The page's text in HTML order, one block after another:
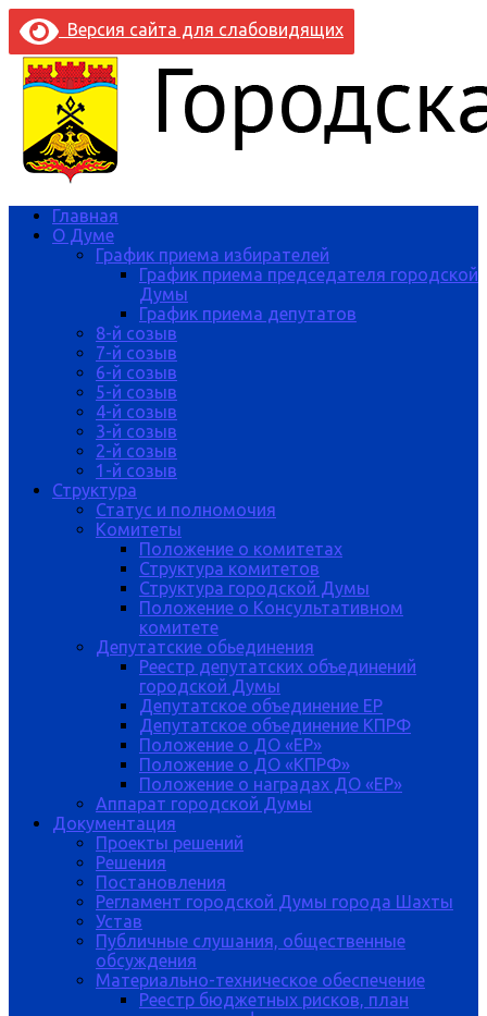
Версия сайта для слабовидящих
Главная
О Думе
График приема избирателей
График приема председателя городской
Думы
График приема депутатов
8-й созыв
7-й созыв
6-й созыв
5-й созыв
4-й созыв
3-й созыв
2-й созыв
1-й созыв
Структура
Статус и полномочия
Комитеты
Положение о комитетах
Структура комитетов
Структура городской Думы
Положение о Консультативном
комитете
Депутатские обьединения
Реестр депутатских объединений
городской Думы
Депутатское объединение ЕР
Депутатское объединение КПРФ
Положение о ДО «ЕР»
Положение о ДО «КПРФ»
Положение о наградах ДО «ЕР»
Аппарат городской Думы
Документация
Проекты решений
Решения
Постановления
Регламент городской Думы города Шахты
Устав
Публичные слушания, общественные
обсуждения
Материально-техническое обеспечение
Реестр бюджетных рисков, план